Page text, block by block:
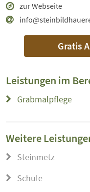
zur Webseite
Gratis
Leistungen im
Grabmalpflege
Weitere
Steinmetz
Schule